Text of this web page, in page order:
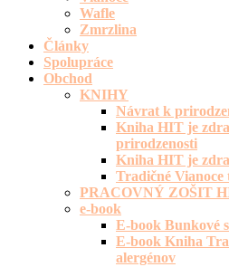
Wafle
Zmrzlina
Články
Spolupráce
Obchod
KNIHY
Návrat k
Kniha HIT je
prirodzenosti
Kniha HIT je
Tradičné Vianoce
PRACOVNÝ ZOŠIT
e-book
E-book Bunkové
E-book Kniha
alergénov